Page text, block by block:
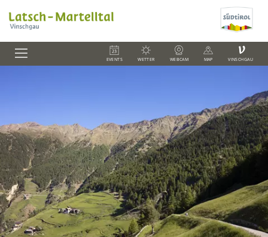
EVENTS WETTER WEBCAM MAP
V
VINSCHGAU